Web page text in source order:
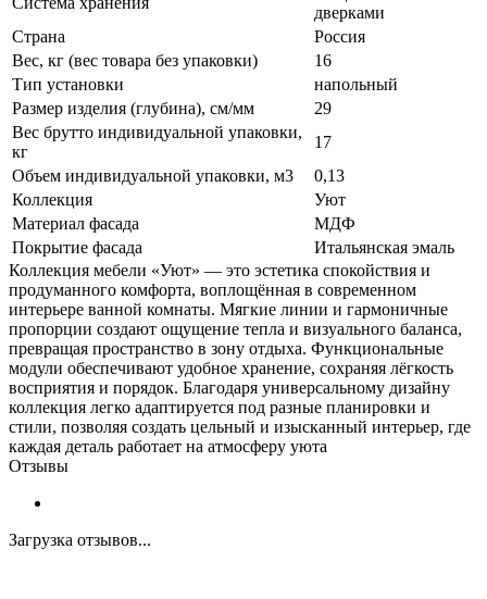
дверками
Страна
Россия
Вес, кг (вес товара без упаковки)
16
Тип установки
напольный
Размер изделия (глубина), см/мм
29
Вес брутто индивидуальной упаковки,
кг
17
Объем индивидуальной упаковки, м3
0,13
Коллекция
Уют
Материал фасада
МДФ
Покрытие фасада
Итальянская эмаль
Коллекция мебели «Уют» — это эстетика спокойствия и
продуманного комфорта, воплощённая в современном
интерьере ванной комнаты. Мягкие линии и гармоничные
пропорции создают ощущение тепла и визуального баланса,
превращая пространство в зону отдыха. Функциональные
модули обеспечивают удобное хранение, сохраняя лёгкость
восприятия и порядок. Благодаря универсальному дизайну
коллекция легко адаптируется под разные планировки и
стили, позволяя создать цельный и изысканный интерьер, где
каждая деталь работает на атмосферу уюта
Отзывы
Загрузка отзывов...